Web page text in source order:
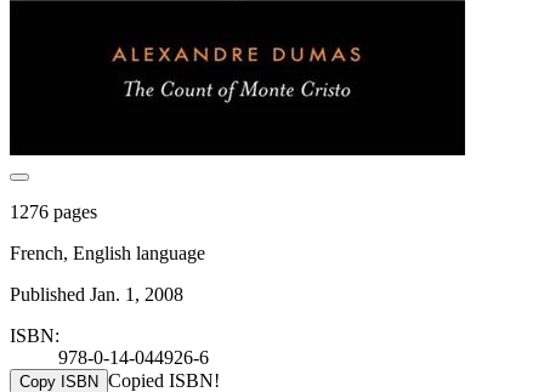
1276 pages
French, English language
Published Jan. 1, 2008
ISBN:
978-0-14-044926-6
Copy ISBN Copied ISBN!